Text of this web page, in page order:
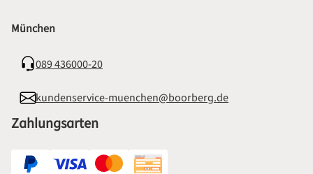
München
089 436000-20
kundenservice-muenchen@boorberg.de
Zahlungsarten